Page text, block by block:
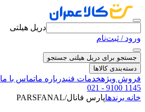
دریل هیلتی
ورود / ثبت‌نام
جستجو برای دریل هیلتی جستجو
دسته‌بندی کالاها
فروش ویژهخدمات فنیدرباره ماتماس با ما
021 - 9100 1145
خانه برندهاپارس فانال/PARSFANAL